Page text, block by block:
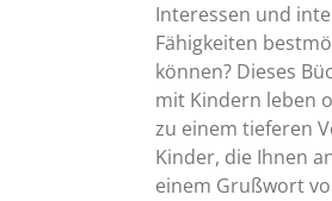
Interessen und
Fähigkeiten
können? Dieses
mit Kindern leben
zu einem tieferen
Kinder, die Ihnen
einem Grußwort